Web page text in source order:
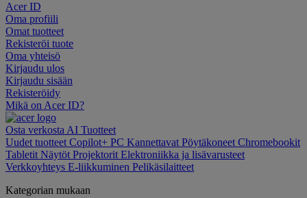
Acer ID
Oma profiili
Omat tuotteet
Rekisteröi tuote
Oma yhteisö
Kirjaudu ulos
Kirjaudu sisään
Rekisteröidy
Mikä on Acer ID?
Osta verkosta AI Tuotteet
Uudet tuotteet Copilot+ PC Kannettavat Pöytäkoneet Chromebookit
Tabletit Näytöt Projektorit Elektroniikka ja lisävarusteet
Verkkoyhteys E-liikkuminen Pelikäsilaitteet
Kategorian mukaan